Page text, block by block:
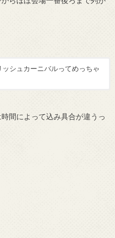
シュカーニバルってめっちゃ
間によって込み具合が違うっ